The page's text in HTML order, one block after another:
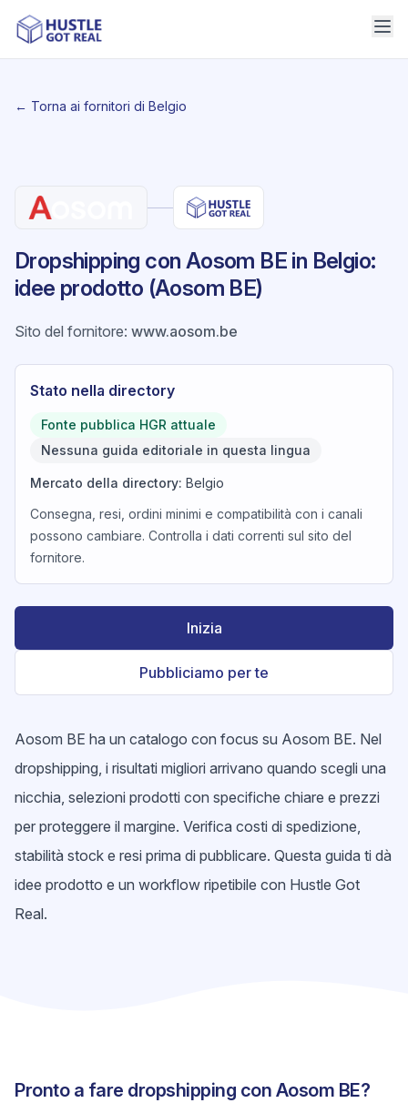
← Torna ai fornitori di Belgio
Dropshipping con Aosom BE in Belgio:
idee prodotto (Aosom BE)
Sito del fornitore: www.aosom.be
Stato nella directory
Fonte pubblica HGR attuale
Nessuna guida editoriale in questa lingua
Mercato della directory: Belgio
Consegna, resi, ordini minimi e compatibilità con i canali
possono cambiare. Controlla i dati correnti sul sito del
fornitore.
Inizia
Pubbliciamo per te
Aosom BE ha un catalogo con focus su Aosom BE. Nel
dropshipping, i risultati migliori arrivano quando scegli una
nicchia, selezioni prodotti con specifiche chiare e prezzi
per proteggere il margine. Verifica costi di spedizione,
stabilità stock e resi prima di pubblicare. Questa guida ti dà
idee prodotto e un workflow ripetibile con Hustle Got
Real.
Pronto a fare dropshipping con Aosom BE?